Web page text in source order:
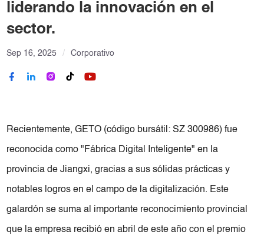
liderando la innovación en el
sector.
Sep 16, 2025 Corporativo
Recientemente, GETO (código bursátil: SZ 300986) fue
reconocida como "Fábrica Digital Inteligente" en la
provincia de Jiangxi, gracias a sus sólidas prácticas y
notables logros en el campo de la digitalización. Este
galardón se suma al importante reconocimiento provincial
que la empresa recibió en abril de este año con el premio